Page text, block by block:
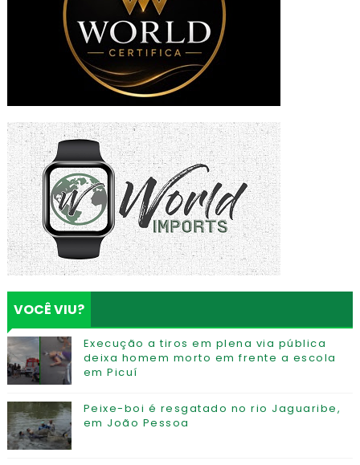
VOCÊ VIU?
Execução a tiros em plena via pública
deixa homem morto em frente a escola
em Picuí
Peixe-boi é resgatado no rio Jaguaribe,
em João Pessoa